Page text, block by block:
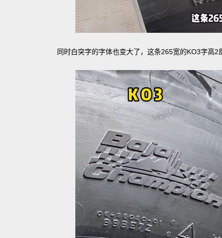
同时白突字的字体也变大了，这条265宽的KO3字高